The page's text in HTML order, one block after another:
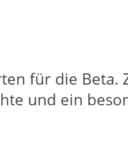
für die Beta.
und ein